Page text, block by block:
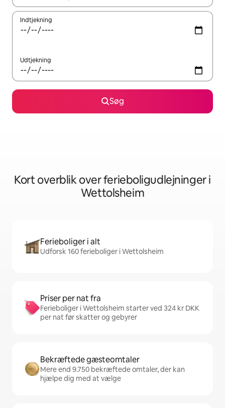
Indtjekning
Udtjekning
Søg
Kort overblik over ferieboligudlejninger i
Wettolsheim
Ferieboliger i alt
Udforsk 160 ferieboliger i Wettolsheim
Priser per nat fra
Ferieboliger i Wettolsheim starter ved 324 kr DKK
per nat før skatter og gebyrer
Bekræftede gæsteomtaler
Mere end 9.750 bekræftede omtaler, der kan
hjælpe dig med at vælge